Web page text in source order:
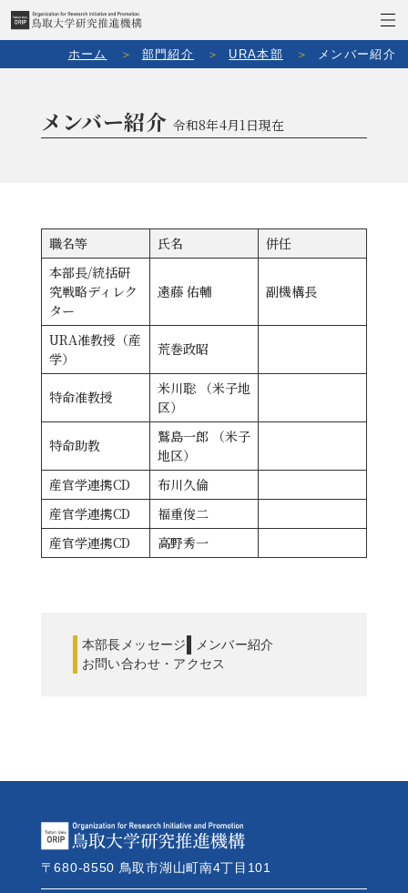
ホーム 部門紹介 URA本部 メンバー紹介
メンバー紹介令和8年4月1日現在
職名等 氏名
併任
本部長/統括研
究戦略ディレク
ター
遠藤 佑輔 副機構長
URA准教授（産
学）
荒巻政昭
特命准教授
米川聡 （米子地
区）
特命助教
鷲島一郎 （米子
地区）
産官学連携CD
布川久倫
産官学連携CD
福重俊二
産官学連携CD
高野秀一
本部長メッセージ
メンバー紹介
お問い合わせ・アクセス
〒680-8550 鳥取市湖山町南4丁目101